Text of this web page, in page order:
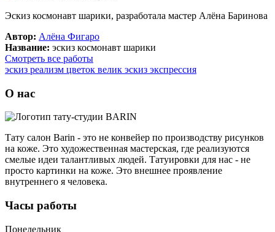
Эскиз космонавт шарики, разработала мастер Алёна Баринова
Автор: Алёна Фигаро
Название: эскиз космонавт шарики
Смотреть все работы
эскиз реализм цветок велик эскиз экспрессия
О нас
Тату салон Barin - это не конвейер по производству рисунков
на коже. Это художественная мастерская, где реализуются
смелые идеи талантливых людей. Татуировки для нас - не
просто картинки на коже. Это внешнее проявление
внутреннего я человека.
Часы работы
Понедельник